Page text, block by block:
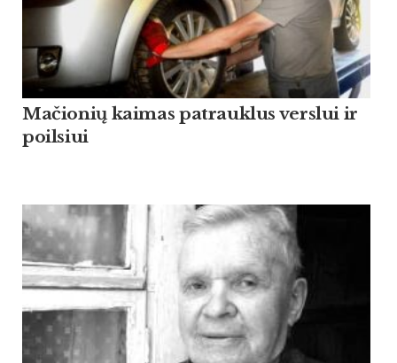
Mačionių kaimas patrauklus verslui ir
poilsiui